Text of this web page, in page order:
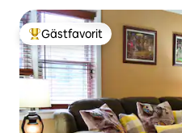
Populär gästfavorit
Gästfavorit